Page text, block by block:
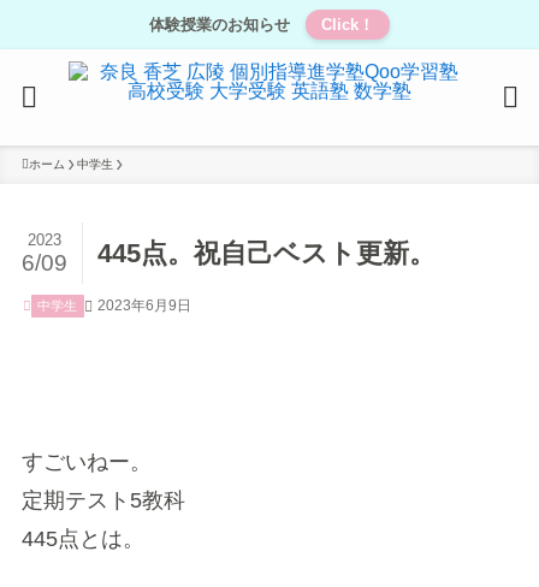
体験授業のお知らせ Click！
ホーム 中学生
445点。祝自己ベスト更新。
2023
6/09
中学生 2023年6月9日
すごいねー。
定期テスト5教科
445点とは。